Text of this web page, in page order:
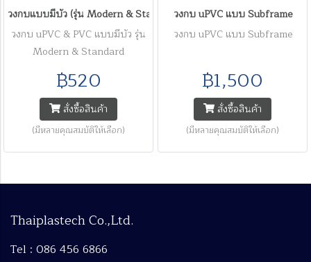
วงกบแบบมีบัว (รุ่น Modern & Standard)
วงกบ uPVC & PVC แบบมีบัว รุ่น
Modern & Standard
฿520
สั่งซื้อสินค้า
(มีหลายคุณสมบัติให้เลือก)
วงกบ uPVC แบบ Subframe
วงกบ uPVC แบบ Subframe
฿1,500
สั่งซื้อสินค้า
(มีหลายคุณสมบัติให้เลือก)
Thaiplastech Co.,Ltd.
Tel : 086 456 6866